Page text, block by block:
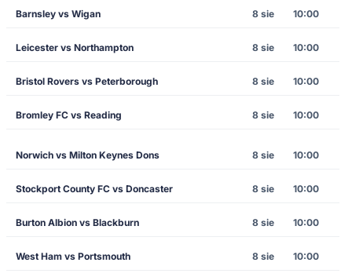
Barnsley vs Wigan 8 sie 10:00
Leicester vs Northampton 8 sie 10:00
Bristol Rovers vs Peterborough 8 sie 10:00
Bromley FC vs Reading 8 sie 10:00
Norwich vs Milton Keynes Dons 8 sie 10:00
Stockport County FC vs Doncaster 8 sie 10:00
Burton Albion vs Blackburn 8 sie 10:00
West Ham vs Portsmouth 8 sie 10:00